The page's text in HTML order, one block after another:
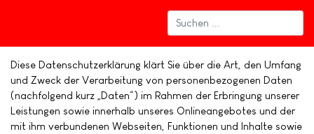
Diese Datenschutzerklärung klärt Sie über die Art, den Umfang
und Zweck der Verarbeitung von personenbezogenen Daten
(nachfolgend kurz „Daten“) im Rahmen der Erbringung unserer
Leistungen sowie innerhalb unseres Onlineangebotes und der
mit ihm verbundenen Webseiten, Funktionen und Inhalte sowie